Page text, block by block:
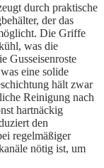
durch praktische
der das
Die Griffe
was die
Gusseisenroste
eine solide
hält zwar
Reinigung nach
hartnäckig
den
regelmäßiger
nötig ist, um